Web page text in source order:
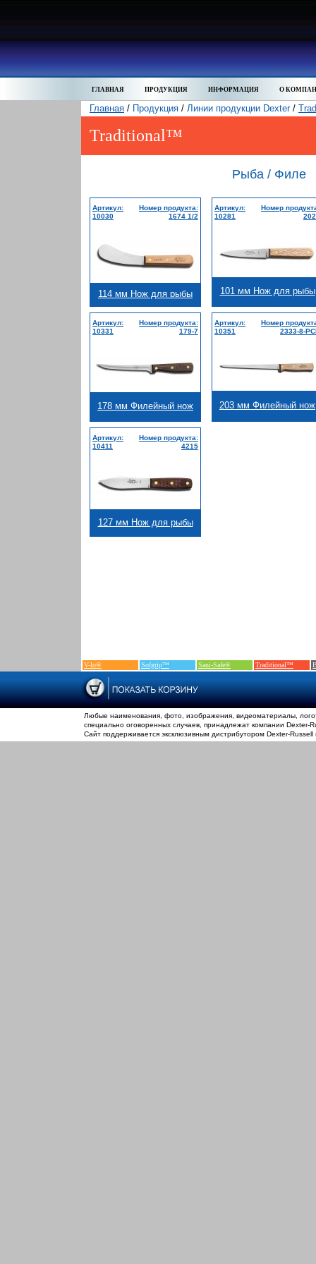
ГЛАВНАЯ ПРОДУКЦИЯ ИНФОРМАЦИЯ О
Главная / Продукция / Линии продукции Dexter/
Traditional™
Рыба / Филе
Артикул:
10030
Номер продукта:
1674 1/2
114 мм Нож для рыбы
Артикул:
10281
Номер
101 мм Нож для рыбы
Артикул:
10331
Номер продукта:
179-7
178 мм Филейный нож
Артикул:
10351
Номер
2333-8-
203 мм Филейный нож
Артикул:
10411
Номер продукта:
4215
127 мм Нож для рыбы
V-lo® Sofgrip™ Sani-Safe® Traditional™
Любые наименования, фото, изображения, видеоматериалы,
специально оговоренных случаев, принадлежат компании Dexter-
Сайт поддерживается эксклюзивным дистрибутором Dexter-Russell